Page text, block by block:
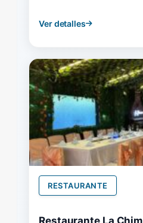
Ver detalles
RESTAURANTE
Restaurante La